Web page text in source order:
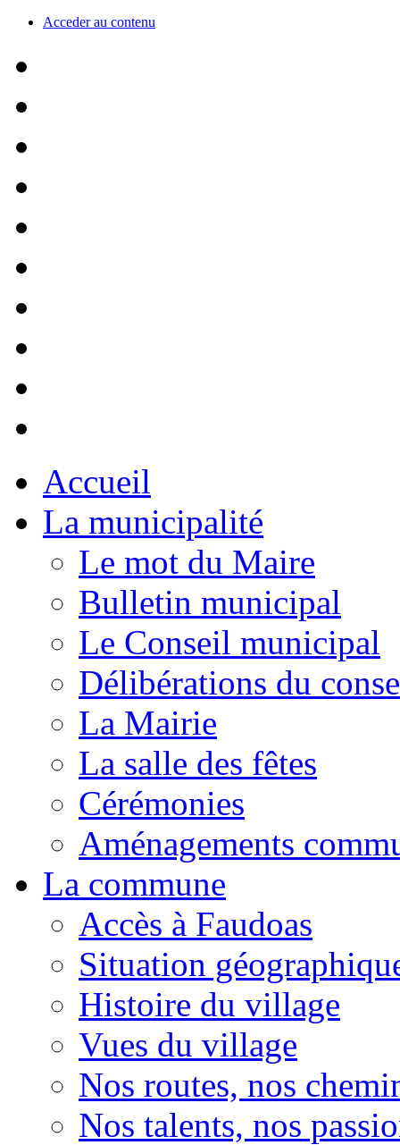
Acceder au contenu
Accueil
La municipalité
Le mot du Maire
Bulletin municipal
Le Conseil municipal
Délibérations du
La Mairie
La salle des fêtes
Cérémonies
Aménagements
La commune
Accès à Faudoas
Situation
Histoire du village
Vues du village
Nos routes, nos
Nos talents, nos